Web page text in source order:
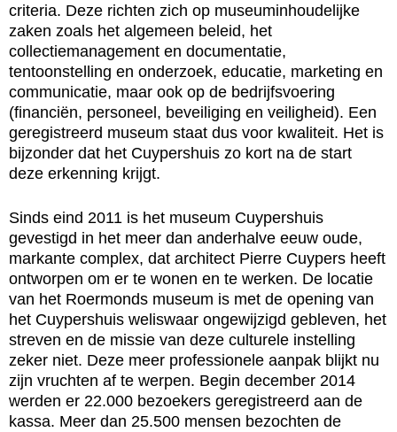
criteria. Deze richten zich op museuminhoudelijke
zaken zoals het algemeen beleid, het
collectiemanagement en documentatie,
tentoonstelling en onderzoek, educatie, marketing en
communicatie, maar ook op de bedrijfsvoering
(financiën, personeel, beveiliging en veiligheid). Een
geregistreerd museum staat dus voor kwaliteit. Het is
bijzonder dat het Cuypershuis zo kort na de start
deze erkenning krijgt.
Sinds eind 2011 is het museum Cuypershuis
gevestigd in het meer dan anderhalve eeuw oude,
markante complex, dat architect Pierre Cuypers heeft
ontworpen om er te wonen en te werken. De locatie
van het Roermonds museum is met de opening van
het Cuypershuis weliswaar ongewijzigd gebleven, het
streven en de missie van deze culturele instelling
zeker niet. Deze meer professionele aanpak blijkt nu
zijn vruchten af te werpen. Begin december 2014
werden er 22.000 bezoekers geregistreerd aan de
kassa. Meer dan 25.500 mensen bezochten de